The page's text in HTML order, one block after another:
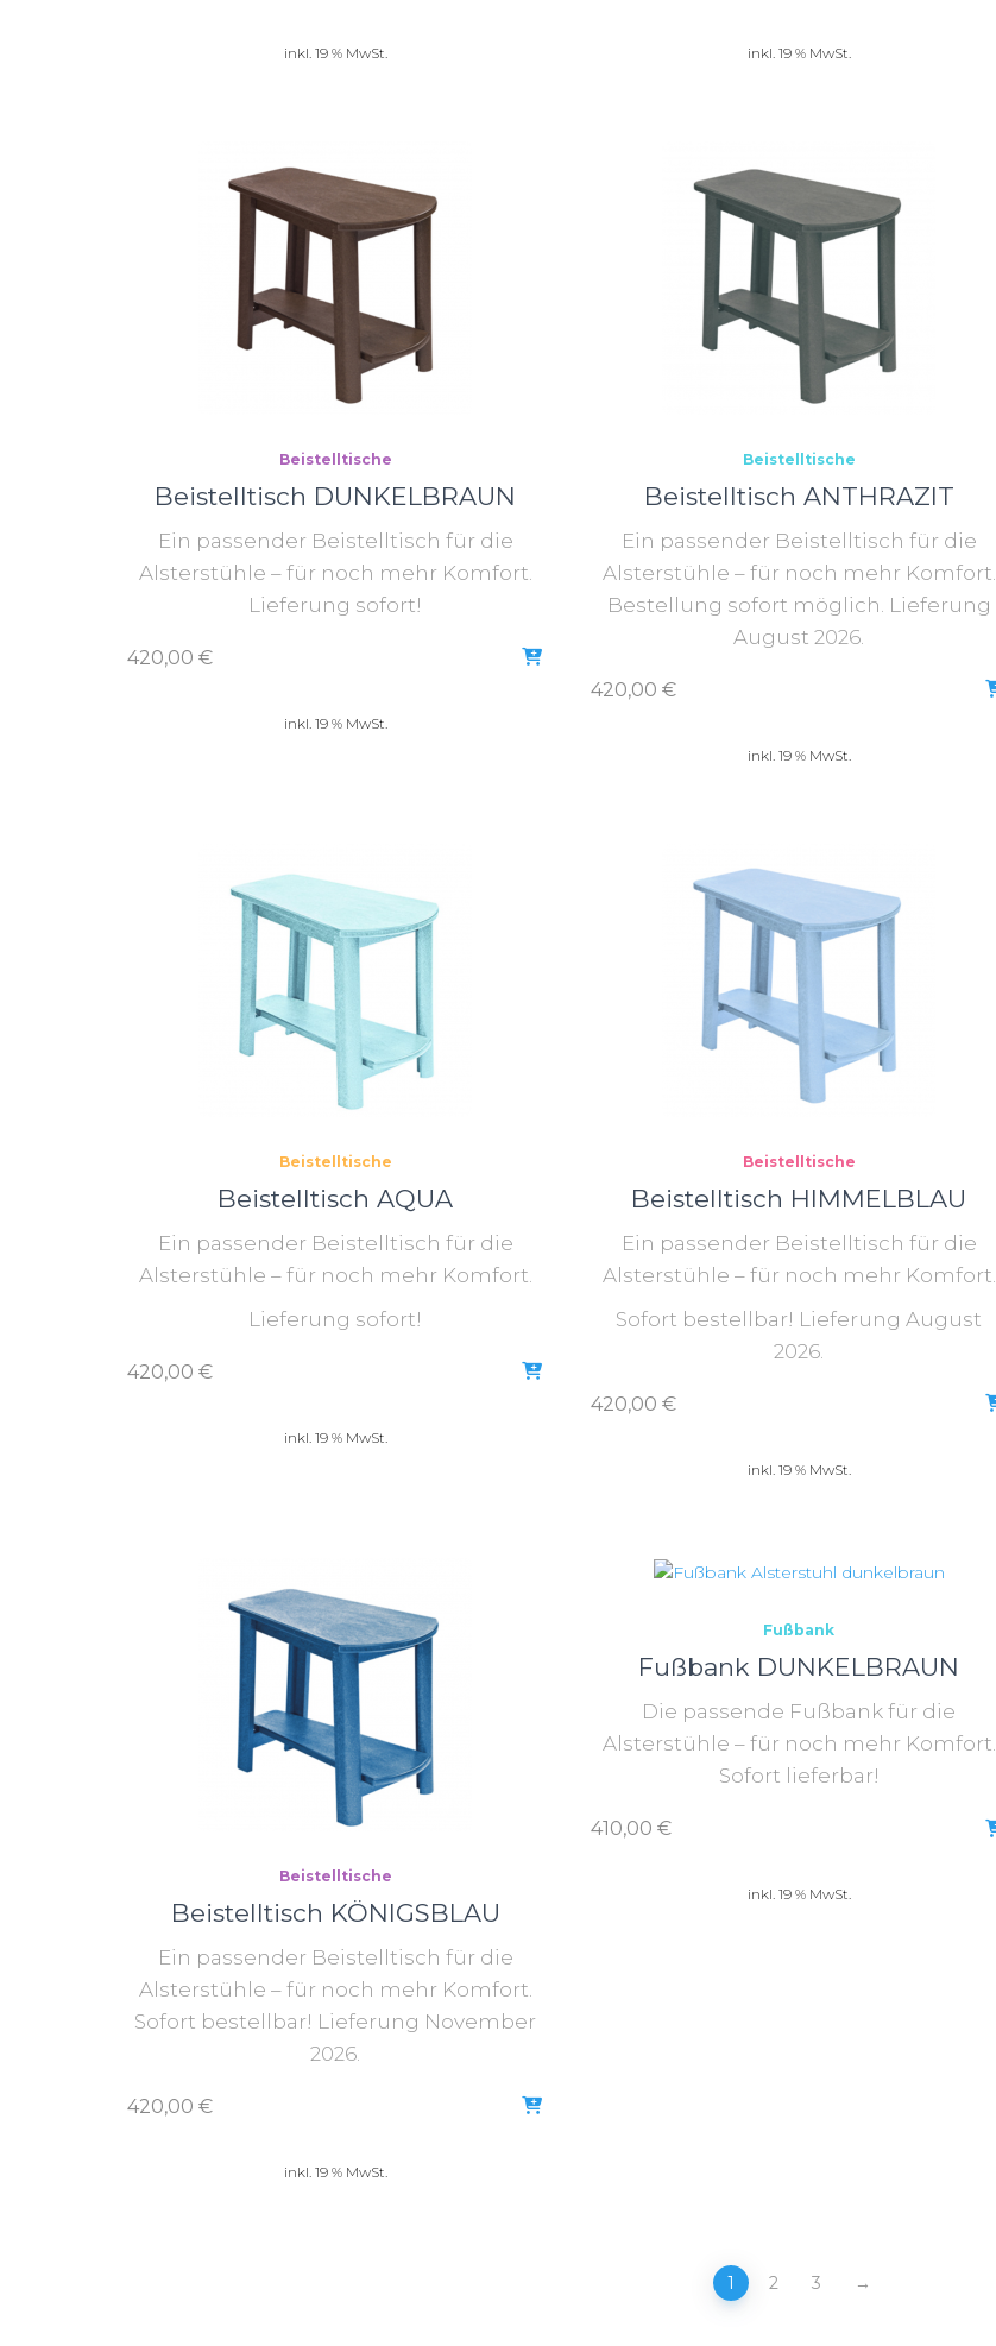
inkl. 19 % MwSt. inkl. 19 % MwSt.
Beistelltische
Beistelltisch DUNKELBRAUN
Ein passender Beistelltisch für die
Alsterstühle – für noch mehr Komfort.
Lieferung sofort!
420,00 €
inkl. 19 % MwSt.
Beistelltische
Beistelltisch ANTHRAZIT
Ein passender Beistelltisch für die
Alsterstühle – für noch mehr Komfort.
Bestellung sofort möglich. Lieferung
August 2026.
420,00 €
inkl. 19 % MwSt.
Beistelltische
Beistelltisch AQUA
Ein passender Beistelltisch für die
Alsterstühle – für noch mehr Komfort.
Lieferung sofort!
420,00 €
inkl. 19 % MwSt.
Beistelltische
Beistelltisch HIMMELBLAU
Ein passender Beistelltisch für die
Alsterstühle – für noch mehr Komfort.
Sofort bestellbar! Lieferung August
2026.
420,00 €
inkl. 19 % MwSt.
Beistelltische
Beistelltisch KÖNIGSBLAU
Ein passender Beistelltisch für die
Alsterstühle – für noch mehr Komfort.
Sofort bestellbar! Lieferung November
2026.
420,00 €
inkl. 19 % MwSt.
Fußbank
Fußbank DUNKELBRAUN
Die passende Fußbank für die
Alsterstühle – für noch mehr Komfort.
Sofort lieferbar!
410,00 €
inkl. 19 % MwSt.
1 2 3 →